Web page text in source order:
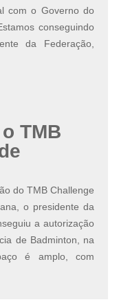
com o Governo do
conseguindo
da Federação,
TMB
do TMB Challenge
o presidente da
a autorização
de Badminton, na
é amplo, com